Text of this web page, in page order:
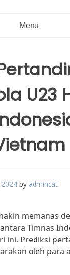
Menu
U23
by admincat
memanas
Timnas
ini. Prediksi
oleh para